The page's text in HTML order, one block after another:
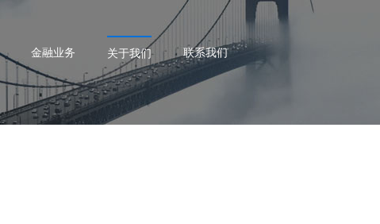
金融业务 关于我们 联系我们